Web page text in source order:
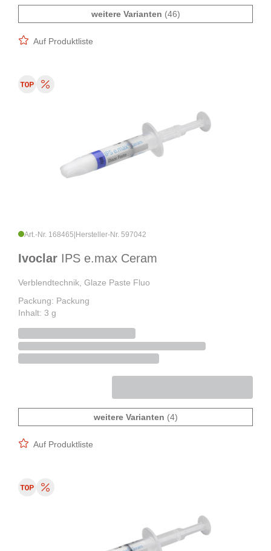
weitere Varianten (46)
Auf Produktliste
Art.-Nr. 168465 Hersteller-Nr. 597042
Ivoclar IPS e.max Ceram
Verblendtechnik, Glaze Paste Fluo
Packung: Packung
Inhalt: 3 g
weitere Varianten (4)
Auf Produktliste